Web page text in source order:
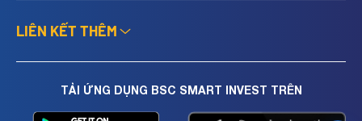
LIÊN KẾT THÊM
TẢI ỨNG DỤNG BSC SMART INVEST TRÊN